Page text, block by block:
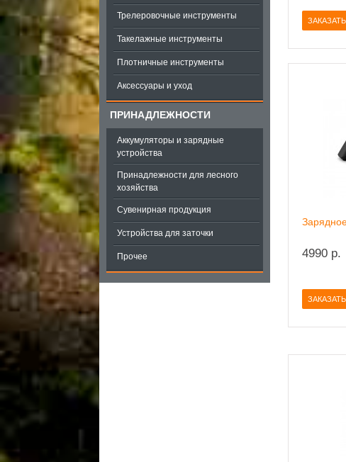
Трелеровочные инструменты
Такелажные инструменты
Плотничные инструменты
Аксессуары и уход
ПРИНАДЛЕЖНОСТИ
Аккумуляторы и зарядные
устройства
Принадлежности для лесного
хозяйства
Сувенирная продукция
Устройства для заточки
Прочее
ЗАКАЗАТЬ
4990 р.
ЗАКАЗАТЬ